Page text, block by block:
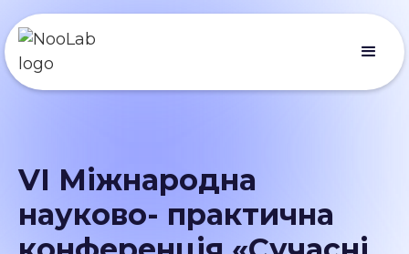
VI Міжнародна
науково- практична